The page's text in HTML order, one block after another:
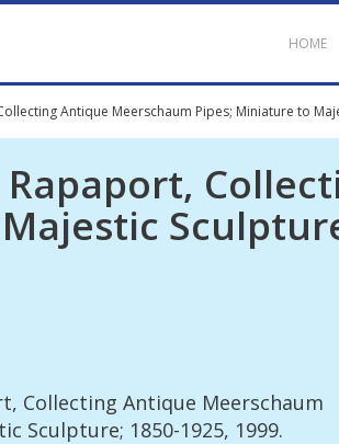
HOME
Antique Meerschaum Pipes; Miniature to
Rapaport,
Majestic
, Collecting Antique Meerschaum
Sculpture; 1850-1925, 1999.